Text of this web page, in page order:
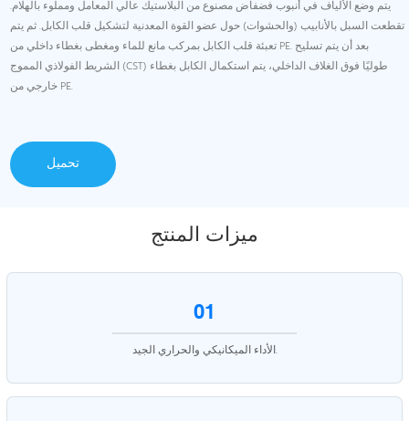
يتم وضع الألياف في أنبوب فضفاض مصنوع من البلاستيك عالي المعامل ومملوء بالهلام.
تقطعت السبل بالأنابيب (والحشوات) حول عضو القوة المعدنية لتشكيل قلب الكابل. ثم يتم
تعبئة قلب الكابل بمركب مانع للماء ومغطى بغطاء داخلي من PE. بعد أن يتم تسليح
الشريط الفولاذي المموج (CST) طوليًا فوق الغلاف الداخلي، يتم استكمال الكابل بغطاء
خارجي من PE.
تحميل
ميزات المنتج
01
الأداء الميكانيكي والحراري الجيد.